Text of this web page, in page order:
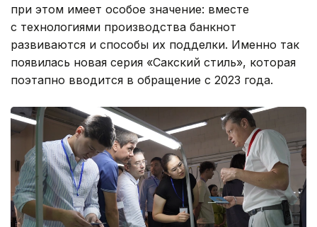
при этом имеет особое значение: вместе
с технологиями производства банкнот
развиваются и способы их подделки. Именно так
появилась новая серия «Сакский стиль», которая
поэтапно вводится в обращение с 2023 года.